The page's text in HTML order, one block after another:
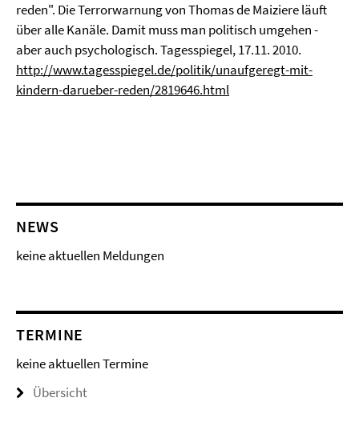
reden". Die Terrorwarnung von Thomas de Maiziere läuft
über alle Kanäle. Damit muss man politisch umgehen -
aber auch psychologisch. Tagesspiegel, 17.11. 2010.
http://www.tagesspiegel.de/politik/unaufgeregt-mit-
kindern-darueber-reden/2819646.html
NEWS
keine aktuellen Meldungen
TERMINE
keine aktuellen Termine
Übersicht